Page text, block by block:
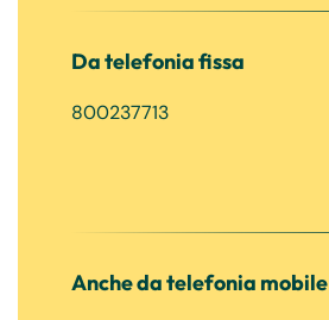
Da telefonia fissa
800237713
Anche da telefonia mobile